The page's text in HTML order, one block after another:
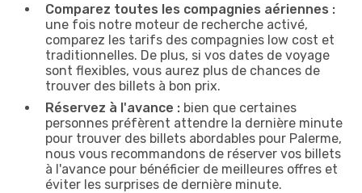
Comparez toutes les compagnies aériennes :
une fois notre moteur de recherche activé,
comparez les tarifs des compagnies low cost et
traditionnelles. De plus, si vos dates de voyage
sont flexibles, vous aurez plus de chances de
trouver des billets à bon prix.
Réservez à l'avance : bien que certaines
personnes préfèrent attendre la dernière minute
pour trouver des billets abordables pour Palerme,
nous vous recommandons de réserver vos billets
à l'avance pour bénéficier de meilleures offres et
éviter les surprises de dernière minute.